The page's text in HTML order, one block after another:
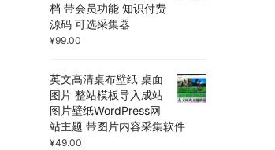
档 带会员功能 知识付费
源码 可选采集器
¥99.00
英文高清桌布壁纸 桌面
图片 整站模板导入成站
图片壁纸WordPress网
站主题 带图片内容采集软件
¥49.00